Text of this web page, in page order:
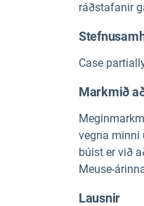
ráðstafanir
Case
Markmið
vegna minni
búist er við
Meuse-
Lausnir